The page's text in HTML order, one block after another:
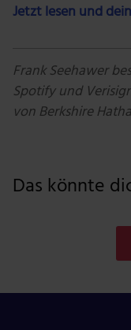
Jetzt lesen und
Frank Seehawer
Spotify und
von Berkshire
Das könnte